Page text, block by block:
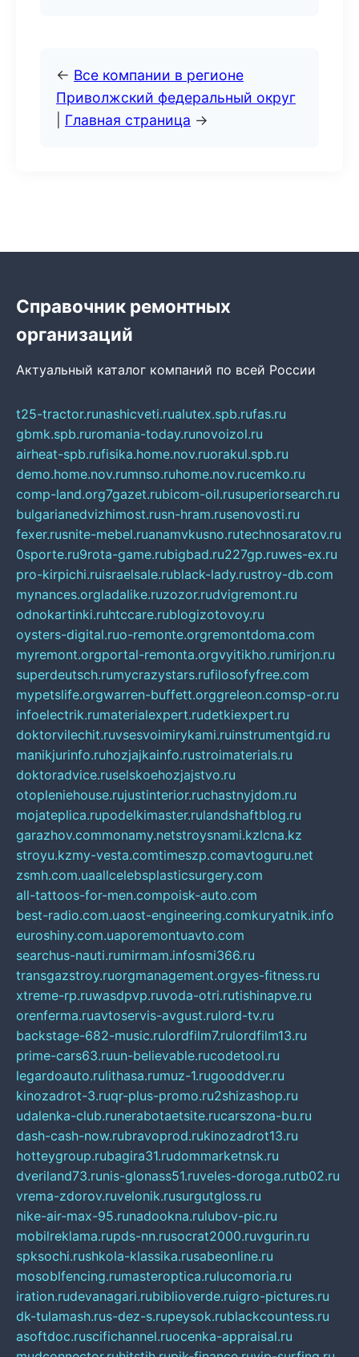
← Все компании в регионе
Приволжский федеральный округ
Главная страница →
Справочник ремонтных
организаций
Актуальный каталог компаний по всей России
t25-tractor.runashicveti.rualutex.spb.rufas.ru
gbmk.spb.ruromania-today.runovoizol.ru
airheat-spb.rufisika.home.nov.ruorakul.spb.ru
demo.home.nov.rumnso.ruhome.nov.rucemko.ru
comp-land.org7gazet.rubicom-oil.rusuperiorsearch.ru
bulgarianedvizhimost.rusn-hram.rusenovosti.ru
fexer.rusnite-mebel.ruanamvkusno.rutechnosaratov.ru
0sporte.ru9rota-game.rubigbad.ru227gp.ruwes-ex.ru
pro-kirpichi.ruisraelsale.rublack-lady.rustroy-db.com
mynances.orgladalike.ruzozor.rudvigremont.ru
odnokartinki.ruhtccare.rublogizotovoy.ru
oysters-digital.ruo-remonte.orgremontdoma.com
myremont.orgportal-remonta.orgvyitikho.rumirjon.ru
superdeutsch.rumycrazystars.rufilosofyfree.com
mypetslife.orgwarren-buffett.orggreleon.comsp-or.ru
infoelectrik.rumaterialexpert.rudetkiexpert.ru
doktorvilechit.ruvsesvoimirykami.ruinstrumentgid.ru
manikjurinfo.ruhozjajkainfo.rustroimaterials.ru
doktoradvice.ruselskoehozjajstvo.ru
otopleniehouse.rujustinterior.ruchastnyjdom.ru
mojateplica.rupodelkimaster.rulandshaftblog.ru
garazhov.commonamy.netstroysnami.kzlcna.kz
stroyu.kzmy-vesta.comtimeszp.comavtoguru.net
zsmh.com.uaallcelebsplasticsurgery.com
all-tattoos-for-men.compoisk-auto.com
best-radio.com.uaost-engineering.comkuryatnik.info
euroshiny.com.uaporemontuavto.com
searchus-nauti.rumirmam.infosmi366.ru
transgazstroy.ruorgmanagement.orgyes-fitness.ru
xtreme-rp.ruwasdpvp.ruvoda-otri.rutishinapve.ru
orenferma.ruavtoservis-avgust.rulord-tv.ru
backstage-682-music.rulordfilm7.rulordfilm13.ru
prime-cars63.ruun-believable.rucodetool.ru
legardoauto.rulithasa.rumuz-1.rugooddver.ru
kinozadrot-3.ruqr-plus-promo.ru2shizashop.ru
udalenka-club.runerabotaetsite.rucarszona-bu.ru
dash-cash-now.rubravoprod.rukinozadrot13.ru
hotteygroup.rubagira31.rudommarketnsk.ru
dveriland73.runis-glonass51.ruveles-doroga.rutb02.ru
vrema-zdorov.ruvelonik.rusurgutgloss.ru
nike-air-max-95.runadookna.rulubov-pic.ru
mobilreklama.rupds-nn.rusocrat2000.ruvgurin.ru
spksochi.rushkola-klassika.rusabeonline.ru
mosoblfencing.rumasteroptica.rulucomoria.ru
iration.rudevanagari.rubiblioverde.ruigro-pictures.ru
dk-tulamash.rus-dez-s.rupeysok.rublackcountess.ru
asoftdoc.ruscifichannel.ruocenka-appraisal.ru